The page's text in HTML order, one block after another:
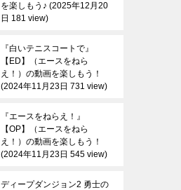
を楽しもう♪ 2025年12月20
日 181 view
『白いテニスコートで』
【ED】（エースをねら
え！）の動画を楽しもう！
2024年11月23日 731 view
『エースをねらえ！』
【OP】（エースをねら
え！）の動画を楽しもう！
2024年11月23日 545 view
ディープダンジョン2 勇士の